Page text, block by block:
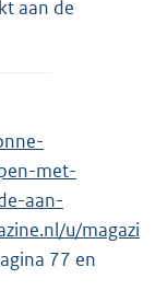
aan de
met-
aan-
u/magazi
77 en